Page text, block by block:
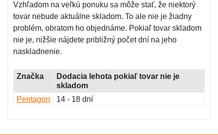
Vzhľadom na veľkú ponuku sa môže stať, že niektorý
tovar nebude aktuálne skladom. To ale nie je žiadny
problém, obratom ho objednáme. Pokiaľ tovar skladom
nie je, nižšie nájdete približný počet dní na jeho
naskladnenie.
Značka
Dodacia lehota pokiaľ tovar nie je
skladom
Pentagon
14 - 18 dní